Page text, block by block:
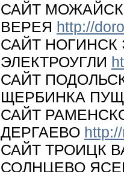
САЙТ МОЖАЙСК
ВЕРЕЯ http://
САЙТ
ЭЛЕКТРОУГЛИ
САЙТ
ЩЕРБИНКА
САЙТ
ДЕРГАЕВО
САЙТ ТРОИЦК
СОЛНЦЕВО